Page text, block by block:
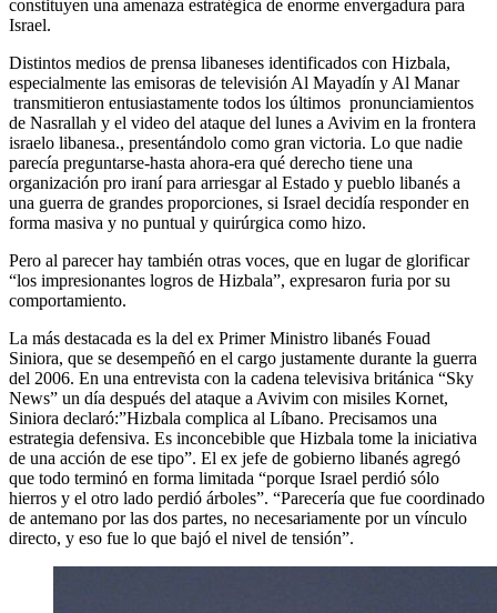
constituyen una amenaza estratégica de enorme envergadura para
Israel.
Distintos medios de prensa libaneses identificados con Hizbala,
especialmente las emisoras de televisión Al Mayadín y Al Manar
transmitieron entusiastamente todos los últimos pronunciamientos
de Nasrallah y el video del ataque del lunes a Avivim en la frontera
israelo libanesa., presentándolo como gran victoria. Lo que nadie
parecía preguntarse-hasta ahora-era qué derecho tiene una
organización pro iraní para arriesgar al Estado y pueblo libanés a
una guerra de grandes proporciones, si Israel decidía responder en
forma masiva y no puntual y quirúrgica como hizo.
Pero al parecer hay también otras voces, que en lugar de glorificar
“los impresionantes logros de Hizbala”, expresaron furia por su
comportamiento.
La más destacada es la del ex Primer Ministro libanés Fouad
Siniora, que se desempeñó en el cargo justamente durante la guerra
del 2006. En una entrevista con la cadena televisiva británica “Sky
News” un día después del ataque a Avivim con misiles Kornet,
Siniora declaró:”Hizbala complica al Líbano. Precisamos una
estrategia defensiva. Es inconcebible que Hizbala tome la iniciativa
de una acción de ese tipo”. El ex jefe de gobierno libanés agregó
que todo terminó en forma limitada “porque Israel perdió sólo
hierros y el otro lado perdió árboles”. “Parecería que fue coordinado
de antemano por las dos partes, no necesariamente por un vínculo
directo, y eso fue lo que bajó el nivel de tensión”.